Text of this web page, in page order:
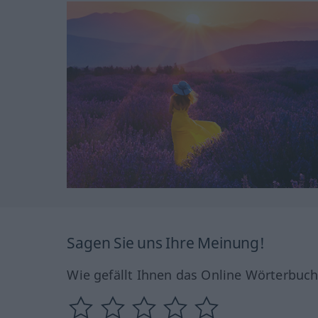
Sagen Sie uns Ihre Meinung!
Wie gefällt Ihnen das Online